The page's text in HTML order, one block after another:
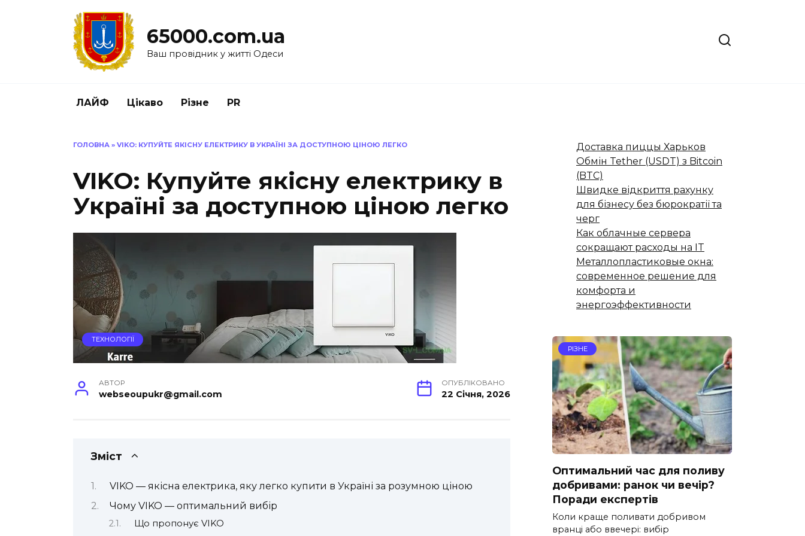
65000.com.ua
Ваш провідник у житті Одеси
ЛАЙФ Цікаво Різне PR
ГОЛОВНА » VIKO: КУПУЙТЕ ЯКІСНУ ЕЛЕКТРИКУ В УКРАЇНІ ЗА ДОСТУПНОЮ ЦІНОЮ ЛЕГКО
VIKO: Купуйте якісну електрику в
Україні за доступною ціною легко
ТЕХНОЛОГІЇ
АВТОР
webseoupukr@gmail.com
ОПУБЛІКОВАНО
22 Січня, 2026
Зміст
VIKO — якісна електрика, яку легко купити в Україні за розумною ціною
Чому VIKO — оптимальний вибір
Що пропонує VIKO
Доставка пиццы Харьков
Обмін Tether (USDT) з Bitcoin
(BTC)
Швидке відкриття рахунку
для бізнесу без бюрократії та
черг
Как облачные сервера
сокращают расходы на IT
Металлопластиковые окна:
современное решение для
комфорта и
энергоэффективности
РІЗНЕ
Оптимальний час для поливу
добривами: ранок чи вечір?
Поради експертів
Коли краще поливати добривом
вранці або ввечері: вибір